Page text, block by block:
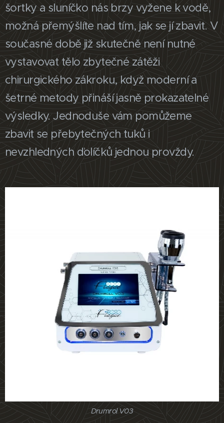
šortky a sluníčko nás brzy vyžene k vodě,
možná přemýšlíte nad tím, jak se jí zbavit. V
současné době již skutečně není nutné
vystavovat tělo zbytečné zátěži
chirurgického zákroku, když moderní a
šetrné metody přináší jasně prokazatelné
výsledky. Jednoduše vám pomůžeme
zbavit se přebytečných tuků i
nevzhledných ďolíčků jednou provždy.
Drumrol V03